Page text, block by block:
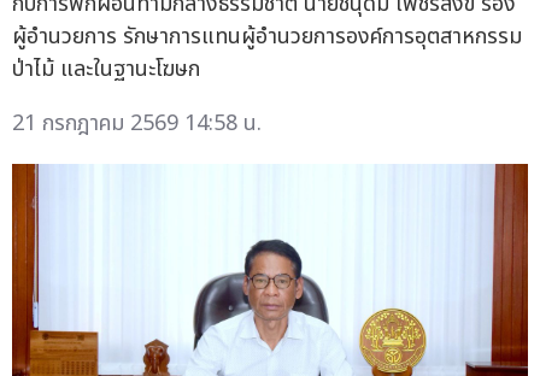
ผู้อำนวยการ รักษาการแทนผู้อำนวยการองค์การอุตสาหกรรม
ป่าไม้ และในฐานะโฆษก
21 กรกฎาคม 2569 14:58 น.